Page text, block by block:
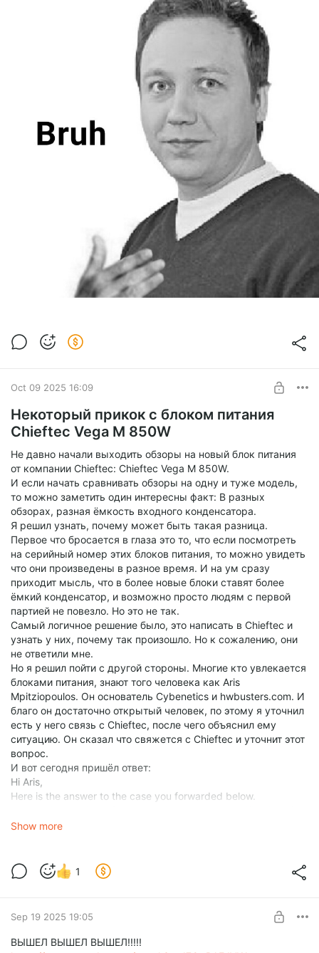
Oct 09 2025 16:09
Некоторый прикок с блоком питания
Сhieftec Vega M 850W
Не давно начали выходить обзоры на новый блок питания
от компании Сhieftec: Сhieftec Vega M 850W.
И если начать сравнивать обзоры на одну и туже модель,
то можно заметить один интересны факт: В разных
обзорах, разная ёмкость входного конденсатора.
Я решил узнать, почему может быть такая разница.
Первое что бросается в глаза это то, что если посмотреть
на серийный номер этих блоков питания, то можно увидеть
что они произведены в разное время. И на ум сразу
приходит мысль, что в более новые блоки ставят более
ёмкий конденсатор, и возможно просто людям с первой
партией не повезло. Но это не так.
Самый логичное решение было, это написать в Сhieftec и
узнать у них, почему так произошло. Но к сожалению, они
не ответили мне.
Но я решил пойти с другой стороны. Многие кто увлекается
блоками питания, знают того человека как Aris
Mpitziopoulos. Он основатель Cybenetics и hwbusters.com. И
благо он достаточно открытый человек, по этому я уточнил
есть у него связь с Сhieftec, после чего объяснил ему
ситуацию. Он сказал что свяжется с Сhieftec и уточнит этот
вопрос.
И вот сегодня пришёл ответ:
Hi Aris,
Here is the answer to the case you forwarded below.
large capacitors based on the wattage of the power supply
maximum voltage and capacitance specifications, which
facilitates production and material procurement.
560uF, so using 420V / 680uF capacitors is no problem. This
likely occurred due to a material shortage at the factory,
resulting in substitutions. We have confirmed the details with
Show more
1
Sep 19 2025 19:05
ВЫШЕЛ ВЫШЕЛ ВЫШЕЛ!!!!!